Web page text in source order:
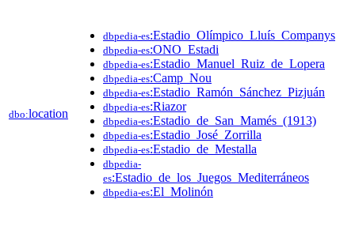
dbo:location
dbpedia-es:Estadio_Olímpico_Lluís_Companys
dbpedia-es:ONO_Estadi
dbpedia-es:Estadio_Manuel_Ruiz_de_Lopera
dbpedia-es:Camp_Nou
dbpedia-es:Estadio_Ramón_Sánchez_Pizjuán
dbpedia-es:Riazor
dbpedia-es:Estadio_de_San_Mamés_(1913)
dbpedia-es:Estadio_José_Zorrilla
dbpedia-es:Estadio_de_Mestalla
dbpedia-
es:Estadio_de_los_Juegos_Mediterráneos
dbpedia-es:El_Molinón